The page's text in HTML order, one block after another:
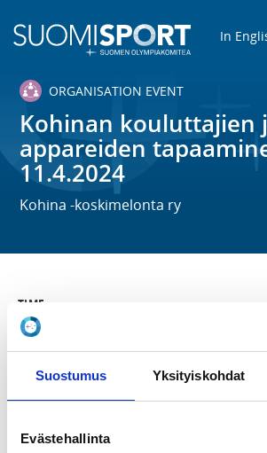
Suostumus Yksityiskohdat
Evästehallinta
In
ORGANISATION EVENT
Kohinan kouluttajien
appareiden
11.4.2024
Kohina -koskimelonta ry
TIME
Th 11.4.2024 at 17:30 - 20:00
LOCATION